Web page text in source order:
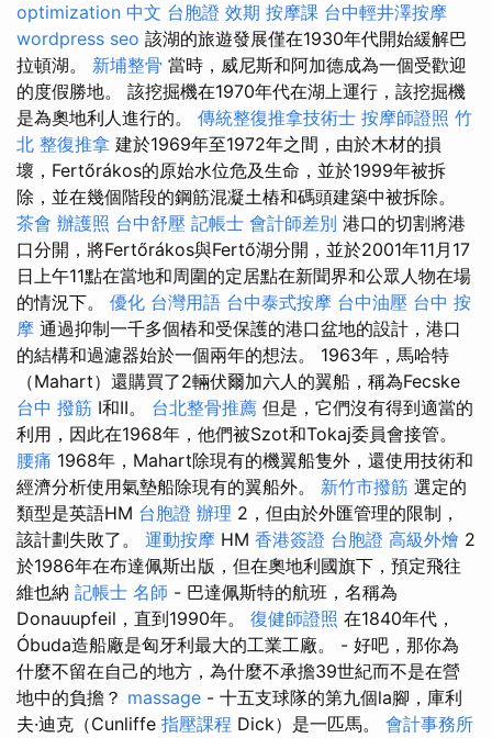
optimization 中文 台胞證 效期 按摩課 台中輕井澤按摩
wordpress seo 該湖的旅遊發展僅在1930年代開始緩解巴
拉頓湖。 新埔整骨 當時，威尼斯和阿加德成為一個受歡迎
的度假勝地。 該挖掘機在1970年代在湖上運行，該挖掘機
是為奧地利人進行的。 傳統整復推拿技術士 按摩師證照 竹
北 整復推拿 建於1969年至1972年之間，由於木材的損
壞，Fertőrákos的原始水位危及生命，並於1999年被拆
除，並在幾個階段的鋼筋混凝土樁和碼頭建築中被拆除。
茶會 辦護照 台中舒壓 記帳士 會計師差別 港口的切割將港
口分開，將Fertőrákos與Fertő湖分開，並於2001年11月17
日上午11點在當地和周圍的定居點在新聞界和公眾人物在場
的情況下。 優化 台灣用語 台中泰式按摩 台中油壓 台中 按
摩 通過抑制一千多個樁和受保護的港口盆地的設計，港口
的結構和過濾器始於一個兩年的想法。 1963年，馬哈特
（Mahart）還購買了2輛伏爾加六人的翼船，稱為Fecske
台中 撥筋 I和II。 台北整骨推薦 但是，它們沒有得到適當的
利用，因此在1968年，他們被Szot和Tokaj委員會接管。
腰痛 1968年，Mahart除現有的機翼船隻外，還使用技術和
經濟分析使用氣墊船除現有的翼船外。 新竹市撥筋 選定的
類型是英語HM 台胞證 辦理 2，但由於外匯管理的限制，
該計劃失敗了。 運動按摩 HM 香港簽證 台胞證 高級外燴 2
於1986年在布達佩斯出版，但在奧地利國旗下，預定飛往
維也納 記帳士 名師 - 巴達佩斯特的航班，名稱為
Donauupfeil，直到1990年。 復健師證照 在1840年代，
Óbuda造船廠是匈牙利最大的工業工廠。 - 好吧，那你為
什麼不留在自己的地方，為什麼不承擔39世紀而不是在營
地中的負擔？ massage - 十五支球隊的第九個la腳，庫利
夫·迪克（Cunliffe 指壓課程 Dick）是一匹馬。 會計事務所